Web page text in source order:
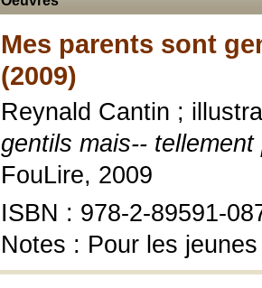
Mes parents sont
(2009)
Reynald Cantin ;
gentils mais-- tellement
FouLire, 2009
ISBN : 978-2-89591-
Notes : Pour les